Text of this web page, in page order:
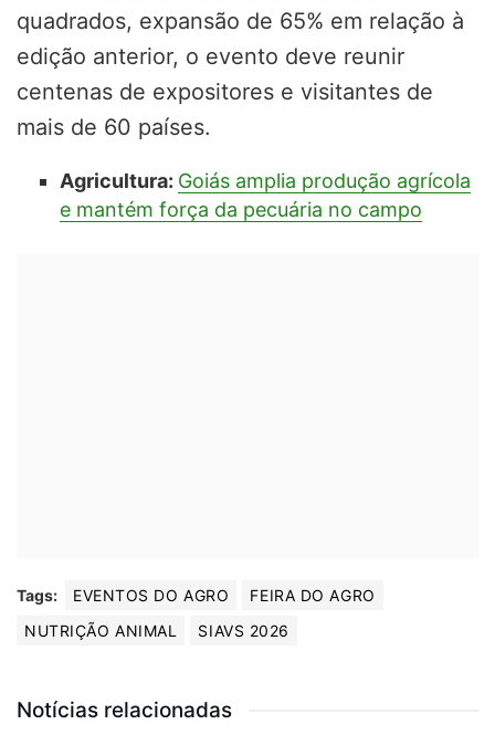
quadrados, expansão de 65% em relação à
edição anterior, o evento deve reunir
centenas de expositores e visitantes de
mais de 60 países.
Agricultura: Goiás amplia produção agrícola
e mantém força da pecuária no campo
Tags: EVENTOS DO AGRO
FEIRA DO AGRO
NUTRIÇÃO ANIMAL
SIAVS 2026
Notícias relacionadas